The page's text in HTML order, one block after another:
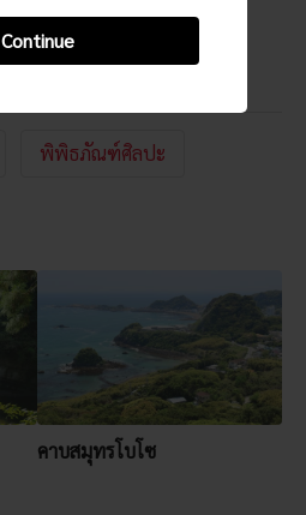
Continue
พิพิธภัณฑ์ศิลปะ
คาบสมุทรโบโซ